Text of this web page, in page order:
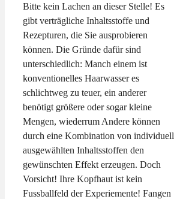
Bitte kein Lachen an dieser Stelle! Es
gibt verträgliche Inhaltsstoffe und
Rezepturen, die Sie ausprobieren
können. Die Gründe dafür sind
unterschiedlich: Manch einem ist
konventionelles Haarwasser es
schlichtweg zu teuer, ein anderer
benötigt größere oder sogar kleine
Mengen, wiederrum Andere können
durch eine Kombination von individuell
ausgewählten Inhaltsstoffen den
gewünschten Effekt erzeugen. Doch
Vorsicht! Ihre Kopfhaut ist kein
Fussballfeld der Experiemente! Fangen